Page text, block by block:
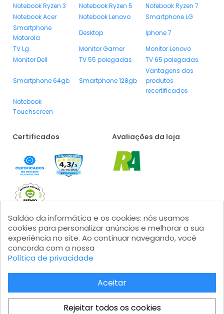
Notebook Ryzen 3
Notebook Ryzen 5
Notebook Ryzen 7
Notebook Acer
Notebook Lenovo
Smartphone LG
Smartphone
Motorola
Desktop
Iphone 7
TV Lg
Monitor Gamer
Monitor Lenovo
Monitor Dell
TV 55 polegadas TV 65 polegadas
Smartphone 64gb Smartphone 128gb
Vantagens dos
produtos
recertificados
Notebook
Touchscreen
Certificados Avaliações da loja
Formas de pagamento
Saldão da informática e os cookies: nós usamos
cookies para personalizar anúncios e melhorar a sua
experiência no site. Ao continuar navegando, você
concorda com a nossa
Política de privacidade
Aceitar
Rejeitar todos os cookies